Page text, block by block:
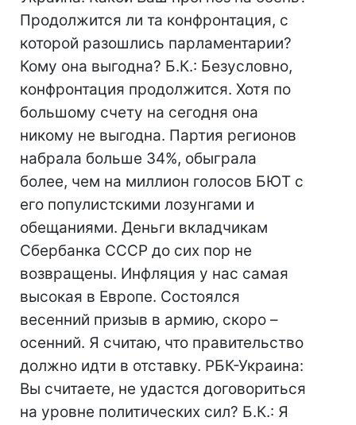
Продолжится ли та конфронтация, с
которой разошлись парламентарии?
Кому она выгодна? Б.К.: Безусловно,
конфронтация продолжится. Хотя по
большому счету на сегодня она
никому не выгодна. Партия регионов
набрала больше 34%, обыграла
более, чем на миллион голосов БЮТ с
его популистскими лозунгами и
обещаниями. Деньги вкладчикам
Сбербанка СССР до сих пор не
возвращены. Инфляция у нас самая
высокая в Европе. Состоялся
весенний призыв в армию, скоро –
осенний. Я считаю, что правительство
должно идти в отставку. РБК-Украина:
Вы считаете, не удастся договориться
на уровне политических сил? Б.К.: Я